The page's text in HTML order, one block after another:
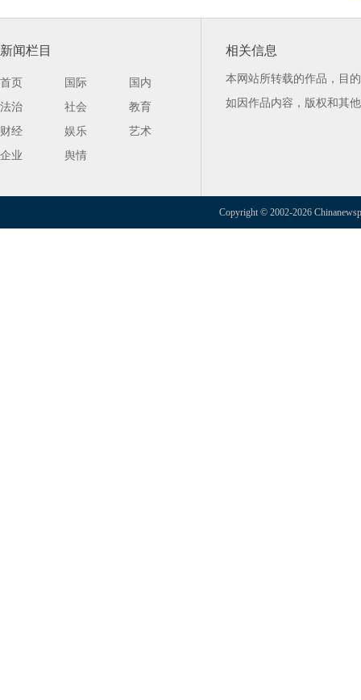
新闻栏目
首页 国际
国内
法治
社会
教育
财经
娱乐
艺术
企业
舆情
相关信息
本网站所转载的作品，目
如因作品内容，版权和其
Copyright © 2002-2026